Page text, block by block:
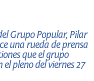
Grupo Popular, Pilar
una rueda de prensa
que el grupo
pleno del viernes 27